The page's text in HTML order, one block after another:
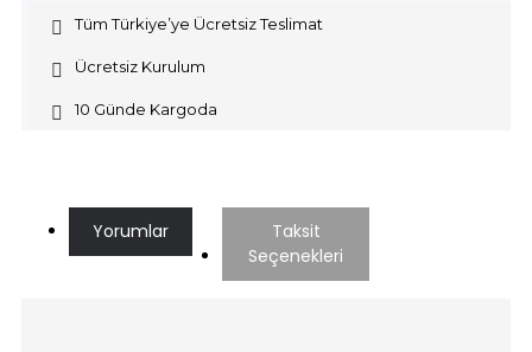
Tüm Türkiye’ye Ücretsiz Teslimat
Ücretsiz Kurulum
10 Günde Kargoda
Yorumlar
Taksit
Seçenekleri